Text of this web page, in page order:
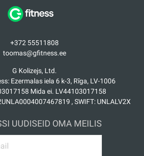
+372 55511808
toomas@gfitness.ee
G Kolizejs, Ltd.
Ezermalas iela 6 k-3, Rīga, LV-1006
Mida ei. LV44103017158
, SWIFT: UNLALV2X
UUDISEID OMA MEILIS